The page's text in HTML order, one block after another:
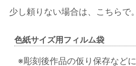
少し頼りない場合は、こちらで。
色紙サイズ用フィルム袋
※彫刻後作品の仮り保存などに